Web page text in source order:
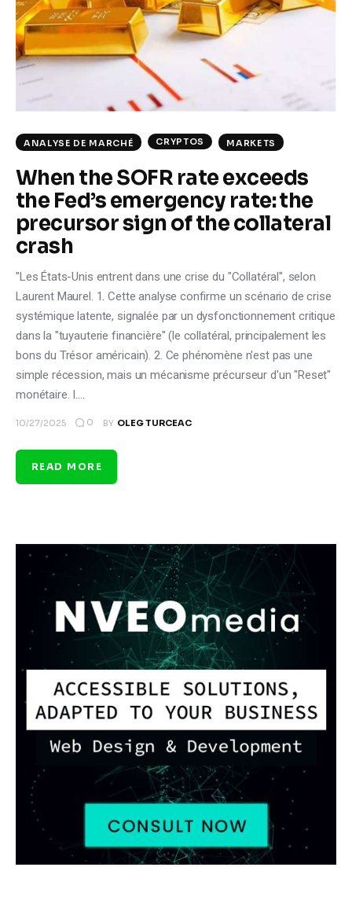
Climate
Markets
Reports
Shop
ANALYSE DE MARCHÉ CRYPTOS MARKETS
When the SOFR rate exceeds
the Fed’s emergency rate: the
precursor sign of the collateral
crash
"Les États-Unis entrent dans une crise du "Collatéral", selon
Laurent Maurel. 1. Cette analyse confirme un scénario de crise
systémique latente, signalée par un dysfonctionnement critique
dans la "tuyauterie financière" (le collatéral, principalement les
bons du Trésor américain). 2. Ce phénomène n'est pas une
simple récession, mais un mécanisme précurseur d'un "Reset"
monétaire. I.…
10/27/2025 0 BY OLEG TURCEAC
READ MORE